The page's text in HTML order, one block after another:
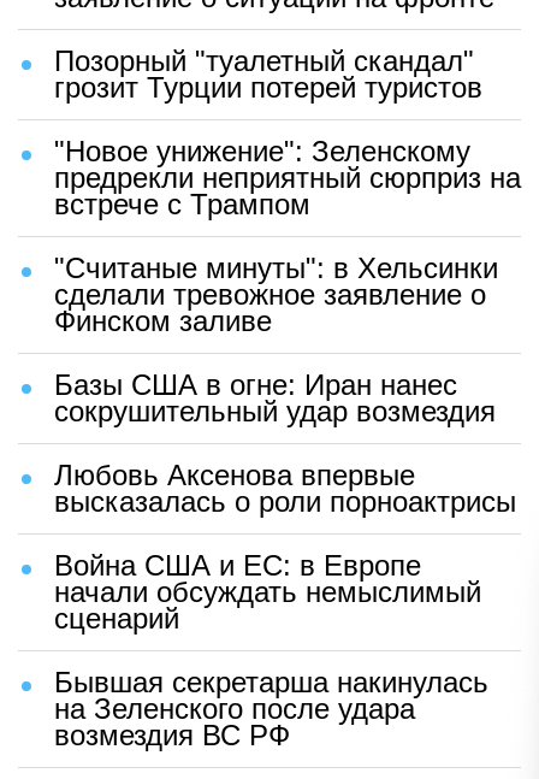
Позорный "туалетный скандал"
грозит Турции потерей туристов
"Новое унижение": Зеленскому
предрекли неприятный сюрприз на
встрече с Трампом
"Считаные минуты": в Хельсинки
сделали тревожное заявление о
Финском заливе
Базы США в огне: Иран нанес
сокрушительный удар возмездия
Любовь Аксенова впервые
высказалась о роли порноактрисы
Война США и ЕС: в Европе
начали обсуждать немыслимый
сценарий
Бывшая секретарша накинулась
на Зеленского после удара
возмездия ВС РФ